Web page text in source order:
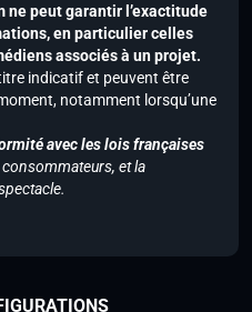
ne peut garantir l’exactitude
en particulier celles
associés à un projet.
indicatif et peuvent être
notamment lorsqu’une
avec les lois françaises
et la